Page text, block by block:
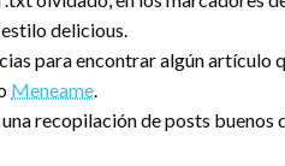
delicious.
para encontrar algún
Meneame.
recopilación de posts